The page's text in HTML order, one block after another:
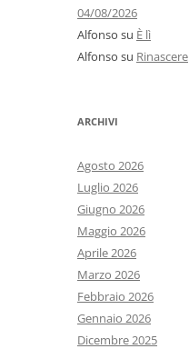
04/08/2026
Alfonso su È lì
Alfonso su Rinascere
ARCHIVI
Agosto 2026
Luglio 2026
Giugno 2026
Maggio 2026
Aprile 2026
Marzo 2026
Febbraio 2026
Gennaio 2026
Dicembre 2025